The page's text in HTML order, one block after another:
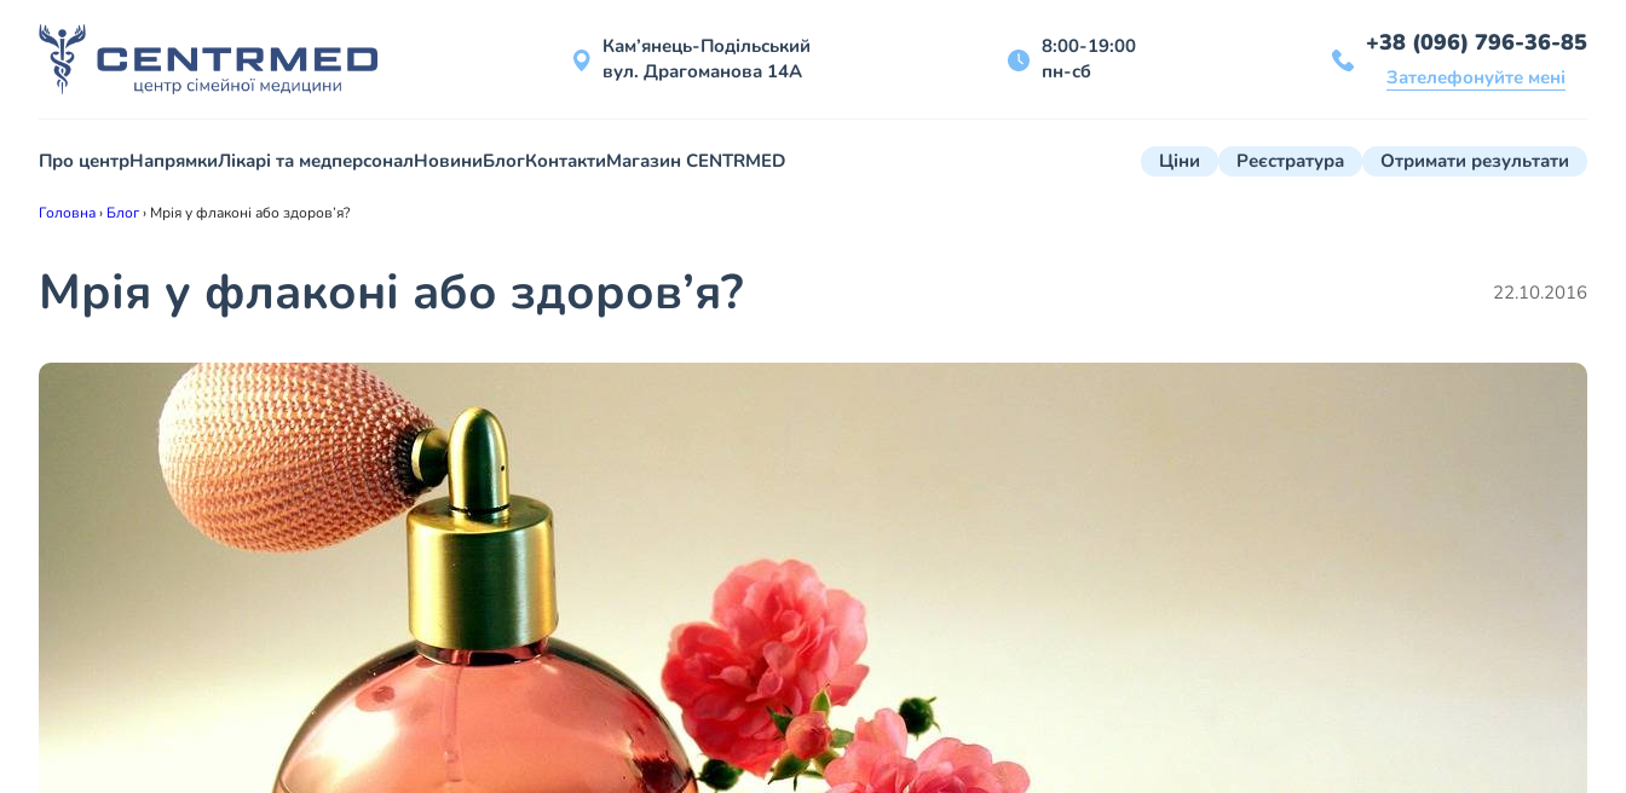
Кам’янець-Подільський
вул. Драгоманова 14А
8:00-19:00
пн-сб
+38 (096) 796-36-85
Зателефонуйте мені
Про центрНапрямкиЛікарі та медперсоналНовиниБлогКонтактиМагазин CENTRMED Ціни Реєстратура Отримати результати
Головна› Блог› Мрія у флаконі або здоров’я?
Мрія у флаконі або здоров’я? 22.10.2016